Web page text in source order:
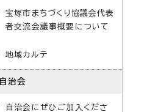
宝塚市まちづくり協議会代表
者交流会議事概要について
地域カルテ
自治会
自治会にぜひご加入くださ